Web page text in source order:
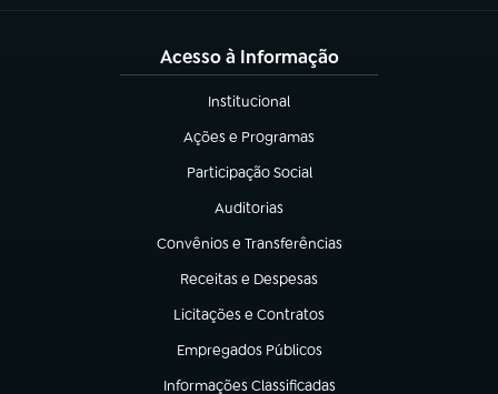
Acesso à Informação
Institucional
(abre em nova aba)
Ações e Programas
(abre em nova aba)
Participação Social
(abre em nova aba)
Auditorias
(abre em nova aba)
Convênios e Transferências
(abre em nova aba)
Receitas e Despesas
(abre em nova aba)
Licitações e Contratos
(abre em nova aba)
Empregados Públicos
(abre em nova aba)
Informações Classificadas